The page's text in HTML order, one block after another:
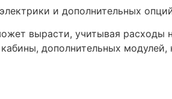
и дополнительных
вырасти, учитывая расходы
дополнительных